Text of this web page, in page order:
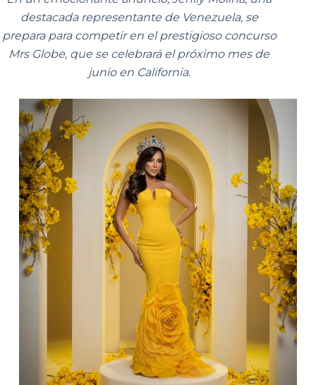
destacada representante de Venezuela, se
prepara para competir en el prestigioso concurso
Mrs Globe, que se celebrará el próximo mes de
junio en California.